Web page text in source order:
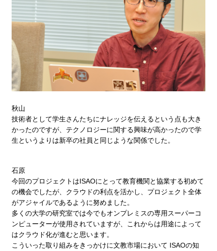
秋山
技術者として学生さんたちにナレッジを伝えるという点も大き
かったのですが、テクノロジーに関する興味が高かったので学
生というよりは新卒の社員と同じような関係でした。
石原
今回のプロジェクトはISAOにとって教育機関と協業する初めて
の機会でしたが、クラウドの利点を活かし、プロジェクト全体
がアジャイルであるように努めました。
多くの大学の研究室では今でもオンプレミスの専用スーパーコ
ンピューターが使用されていますが、これからは用途によって
はクラウド化が進むと思います。
こういった取り組みをきっかけに文教市場において ISAOの知